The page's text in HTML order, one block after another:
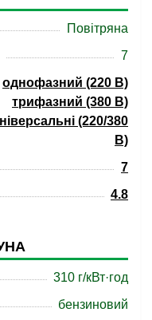
Повітряна
7
однофазний (220 В)
трифазний (380 В)
(220/380
В)
7
4.8
310 г/кВт·год
бензиновий